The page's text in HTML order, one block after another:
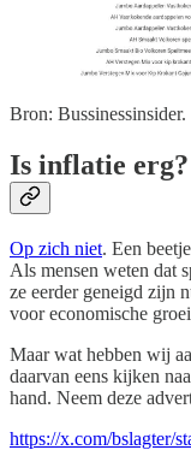
Bron: Bussinessinsider.
Is inflatie erg?
Op zich niet. Een
Als mensen weten dat
ze eerder geneigd zijn
voor economische
Maar wat hebben wij
daarvan eens kijken
hand. Neem deze
https://x.com/bslagter/